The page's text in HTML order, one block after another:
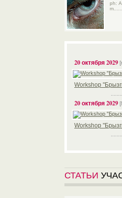
ph:
m......
20 октября 2029
Workshop
20 октября 2029
Workshop
СТАТЬИ